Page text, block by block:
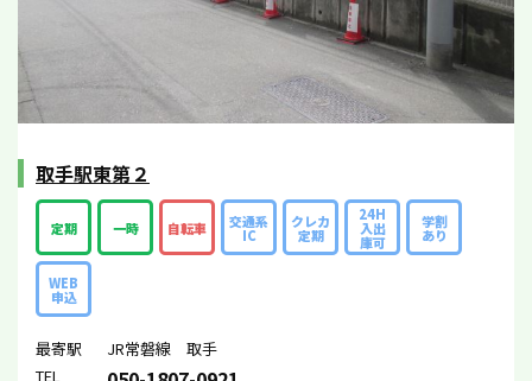
取手駅東第２
定期 一時 自転車 交通系
IC
クレカ
定期
24H
入出
庫可
学割
あり
WEB
申込
最寄駅
JR常磐線 取手
TEL